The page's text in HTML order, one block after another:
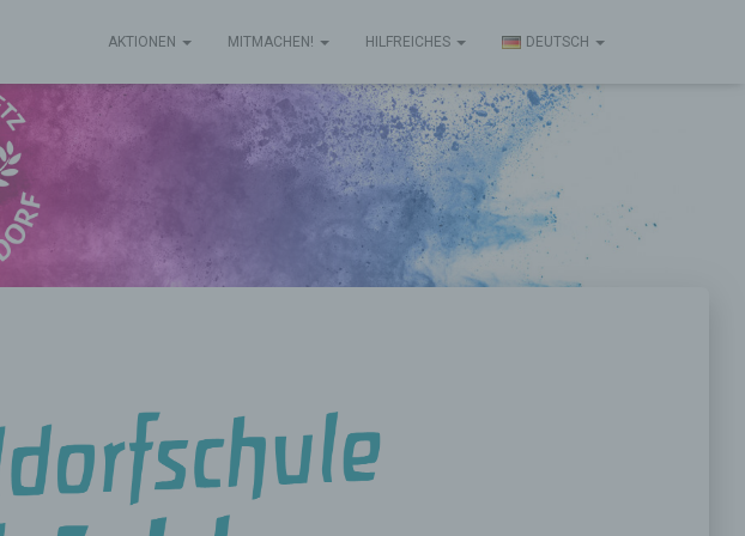
AKTIONEN MITMACHEN! HILFREICHES DEUTSCH